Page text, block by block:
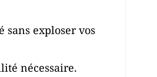
exploser vos
nécessaire.